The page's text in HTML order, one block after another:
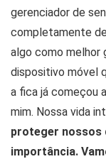
gerenciador de
completamente
algo como melhor
dispositivo móvel
a fica já começou
mim. Nossa vida
proteger nossos
importância.